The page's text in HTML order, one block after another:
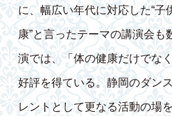
に、幅広い年代に対応した“子
康”と言ったテーマの講演会も
演では、「体の健康だけでな
好評を得ている。静岡のダン
レントとして更なる活動の場